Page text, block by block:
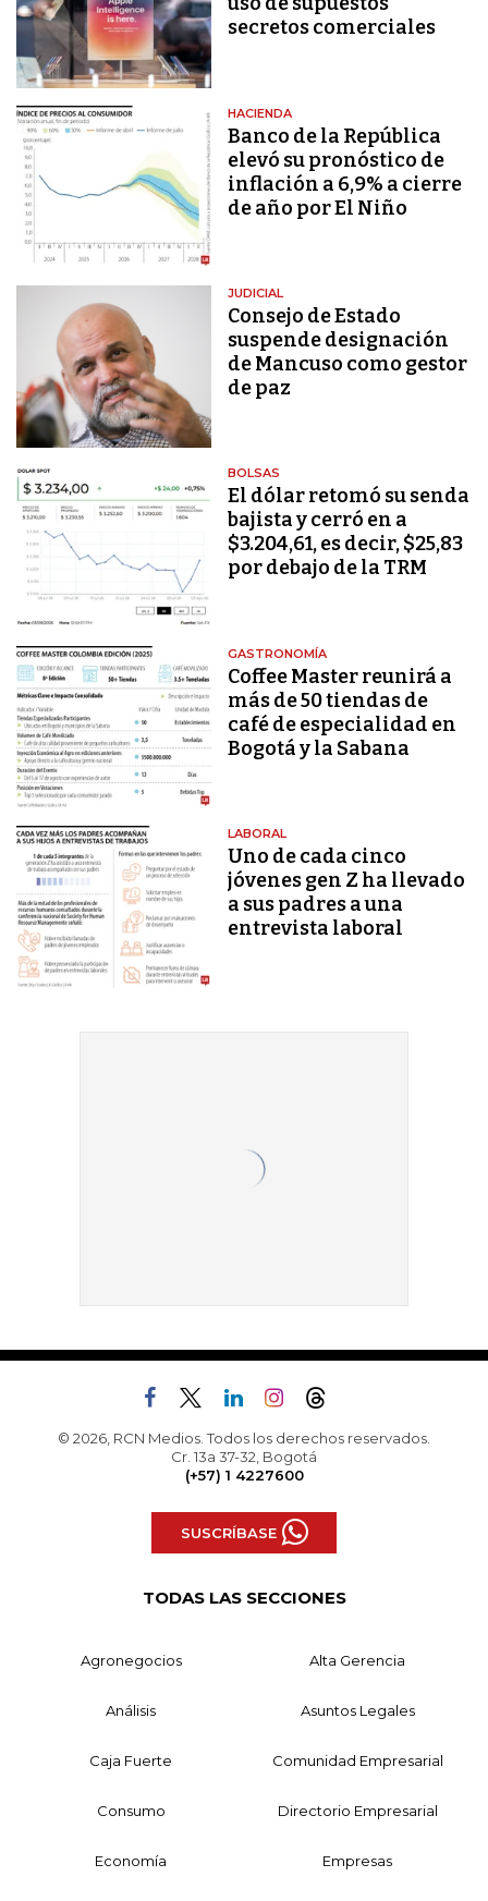
secretos comerciales
HACIENDA
Banco de la República
elevó su pronóstico de
inflación a 6,9% a cierre
de año por El Niño
JUDICIAL
Consejo de Estado
suspende designación
de Mancuso como gestor
de paz
BOLSAS
El dólar retomó su senda
bajista y cerró en a
$3.204,61, es decir, $25,83
por debajo de la TRM
GASTRONOMÍA
Coffee Master reunirá a
más de 50 tiendas de
café de especialidad en
Bogotá y la Sabana
LABORAL
Uno de cada cinco
jóvenes gen Z ha llevado
a sus padres a una
entrevista laboral
© 2026, RCN Medios. Todos los derechos reservados.
Cr. 13a 37-32, Bogotá
(+57) 1 4227600
SUSCRÍBASE
TODAS LAS SECCIONES
Agronegocios Alta Gerencia
Análisis Asuntos Legales
Caja Fuerte Comunidad Empresarial
Consumo Directorio Empresarial
Economía Empresas